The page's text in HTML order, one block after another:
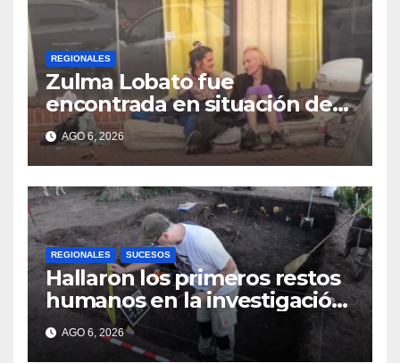
REGIONALES
Zulma Lobato fue
encontrada en situación de
calle en Paraná
AGO 6, 2026
REGIONALES SUCESOS
Hallaron los primeros restos
humanos en la investigación
por la Masacre Indígena de
San Antonio de Obligado
AGO 6, 2026